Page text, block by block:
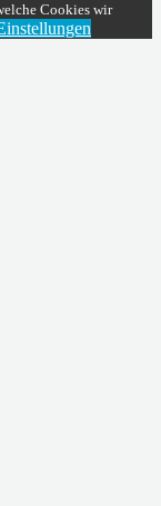
Cookies wir